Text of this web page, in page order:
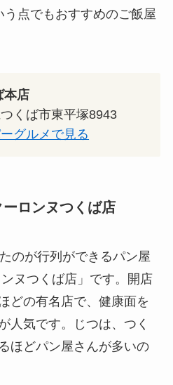
点でもおすすめのご飯屋
本店
くば市東平塚8943
グルメで見る
ロンヌつくば店
のが行列ができるパン屋
ヌつくば店」です。開店
どの有名店で、健康面を
人気です。じつは、つく
ほどパン屋さんが多いの